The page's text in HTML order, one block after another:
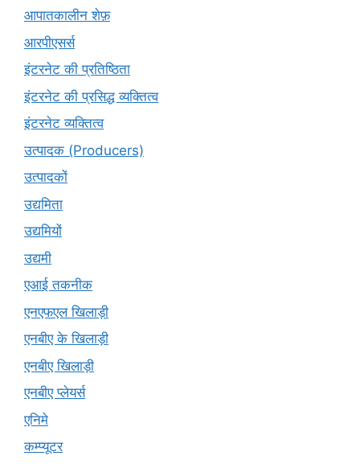
आपातकालीन शेफ़
आरपीएसर्स
इंटरनेट की प्रतिष्ठिता
इंटरनेट की प्रसिद्ध व्यक्तित्व
इंटरनेट व्यक्तित्व
उत्पादक (Producers)
उत्पादकों
उद्यमिता
उद्यमियों
उद्यमी
एआई तकनीक
एनएफएल खिलाड़ी
एनबीए के खिलाड़ी
एनबीए खिलाड़ी
एनबीए प्लेयर्स
एनिमे
कम्प्यूटर